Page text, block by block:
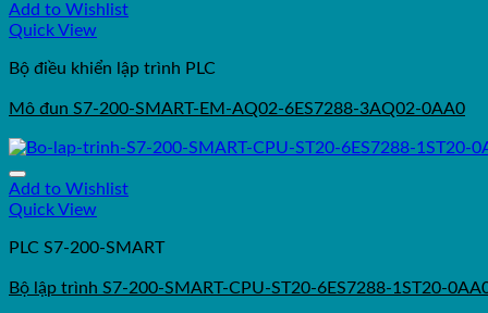
Add to Wishlist
Quick View
Bộ điều khiển lập trình PLC
Mô đun S7-200-SMART-EM-AQ02-6ES7288-3AQ02-0AA0
Add to Wishlist
Quick View
PLC S7-200-SMART
Bộ lập trình S7-200-SMART-CPU-ST20-6ES7288-1ST20-